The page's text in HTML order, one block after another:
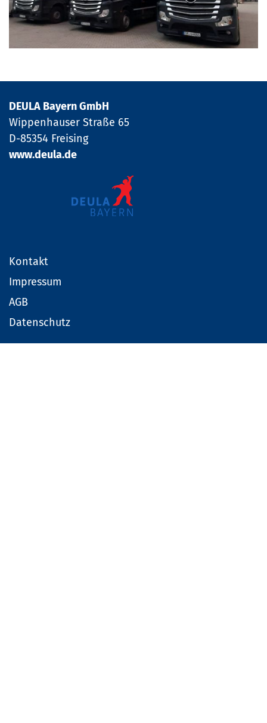
DEULA Bayern GmbH
Wippenhauser Straße 65
D-85354 Freising
www.deula.de
Kontakt
Impressum
AGB
Datenschutz